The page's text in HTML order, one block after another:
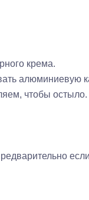
крема.
алюминиевую
чтобы